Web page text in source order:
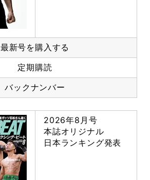
最新号を購入する
定期購読
バックナンバー
2026年8月号
本誌オリジナル
日本ランキング発表